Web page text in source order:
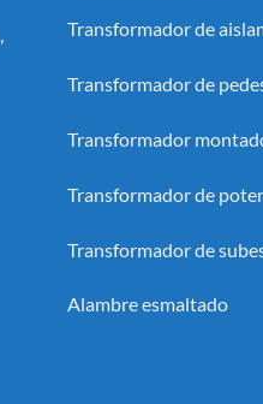
Transformador de
Transformador de
Transformador
Transformador de
Transformador de
Alambre esmaltado